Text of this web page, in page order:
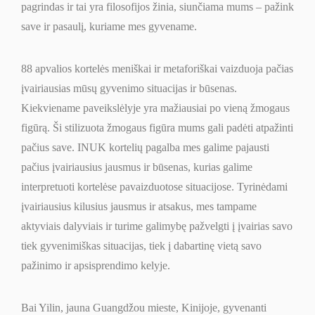
pagrindas ir tai yra filosofijos žinia, siunčiama mums – pažink
save ir pasaulį, kuriame mes gyvename.
88 apvalios kortelės meniškai ir metaforiškai vaizduoja pačias
įvairiausias mūsų gyvenimo situacijas ir būsenas.
Kiekviename paveikslėlyje yra mažiausiai po vieną žmogaus
figūrą. Ši stilizuota žmogaus figūra mums gali padėti atpažinti
pačius save. INUK kortelių pagalba mes galime pajausti
pačius įvairiausius jausmus ir būsenas, kurias galime
interpretuoti kortelėse pavaizduotose situacijose. Tyrinėdami
įvairiausius kilusius jausmus ir atsakus, mes tampame
aktyviais dalyviais ir turime galimybę pažvelgti į įvairias savo
tiek gyvenimiškas situacijas, tiek į dabartinę vietą savo
pažinimo ir apsisprendimo kelyje.
Bai Yilin, jauna Guangdžou mieste, Kinijoje, gyvenanti